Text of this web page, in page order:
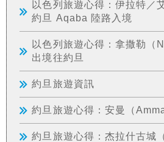
以色列旅遊心得：伊拉特／
約旦 Aqaba 陸路入境
以色列旅遊心得：拿撒勒（
出境往約旦
約旦旅遊資訊
約旦旅遊心得：安曼（
約旦旅遊心得：杰拉什古城